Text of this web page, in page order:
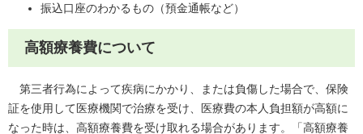
振込口座のわかるもの（預金通帳など）
高額療養費について
第三者行為によって疾病にかかり、または負傷した場合で、保険
証を使用して医療機関で治療を受け、医療費の本人負担額が高額に
なった時は、高額療養費を受け取れる場合があります。「高額療養